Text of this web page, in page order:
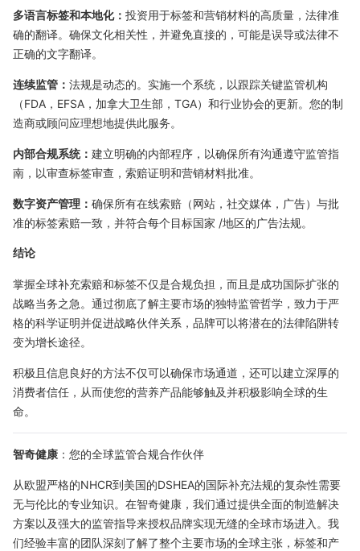
多语言标签和本地化： 投资用于标签和营销材料的高质量，法律准
确的翻译。确保文化相关性，并避免直接的，可能是误导或法律不
正确的文字翻译。
连续监管： 法规是动态的。实施一个系统，以跟踪关键监管机构
（FDA，EFSA，加拿大卫生部，TGA）和行业协会的更新。您的制
造商或顾问应理想地提供此服务。
内部合规系统： 建立明确的内部程序，以确保所有沟通遵守监管指
南，以审查标签审查，索赔证明和营销材料批准。
数字资产管理： 确保所有在线索赔（网站，社交媒体，广告）与批
准的标签索赔一致，并符合每个目标国家 /地区的广告法规。
结论
掌握全球补充索赔和标签不仅是合规负担，而且是成功国际扩张的
战略当务之急。通过彻底了解主要市场的独特监管哲学，致力于严
格的科学证明并促进战略伙伴关系，品牌可以将潜在的法律陷阱转
变为增长途径。
积极且信息良好的方法不仅可以确保市场通道，还可以建立深厚的
消费者信任，从而使您的营养产品能够触及并积极影响全球的生
命。
智奇健康 ：您的全球监管合规合作伙伴
从欧盟严格的NHCR到美国的DSHEA的国际补充法规的复杂性需要
无与伦比的专业知识。在智奇健康 ，我们通过提供全面的制造解决
方案以及强大的监管指导来授权品牌实现无缝的全球市场进入。我
们经验丰富的团队深刻了解了整个主要市场的全球主张，标签和产